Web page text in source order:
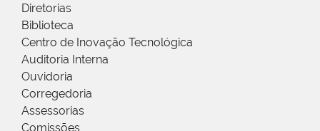
Diretorias
Biblioteca
Centro de Inovação Tecnológica
Auditoria Interna
Ouvidoria
Corregedoria
Assessorias
Comissões